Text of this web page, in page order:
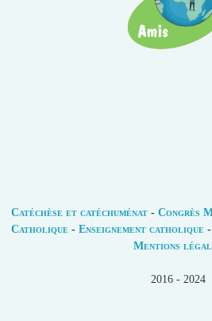
Catéchèse et catéchuménat- Congrès
Catholique- Enseignement catholique-
Mentions
2016 - 2024